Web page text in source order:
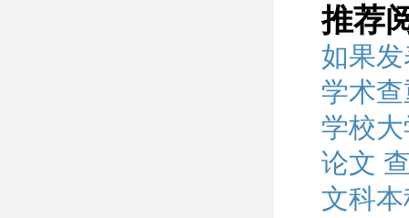
推荐
如果
学术
学校
论文
文科